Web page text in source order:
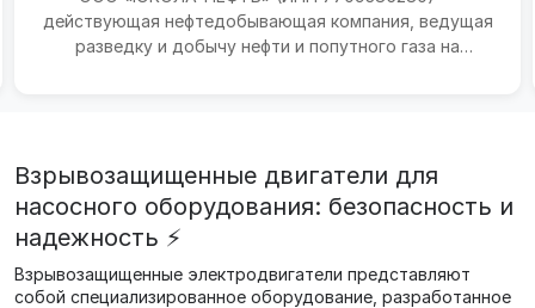
действующая нефтедобывающая компания, ведущая
разведку и добычу нефти и попутного газа на
Взрывозащищенные двигатели для
насосного оборудования: безопасность и
надежность ⚡️
Взрывозащищенные электродвигатели представляют
собой специализированное оборудование, разработанное